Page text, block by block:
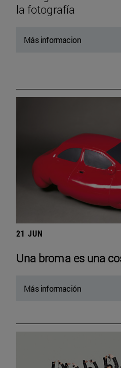
la fotografía
Más informacion
21 JUN
Una broma es una
Más información